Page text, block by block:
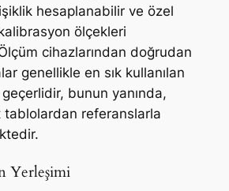
hesaplanabilir ve özel
ölçekleri
cihazlarından doğrudan
genellikle en sık kullanılan
bunun yanında,
referanslarla
Yerleşimi